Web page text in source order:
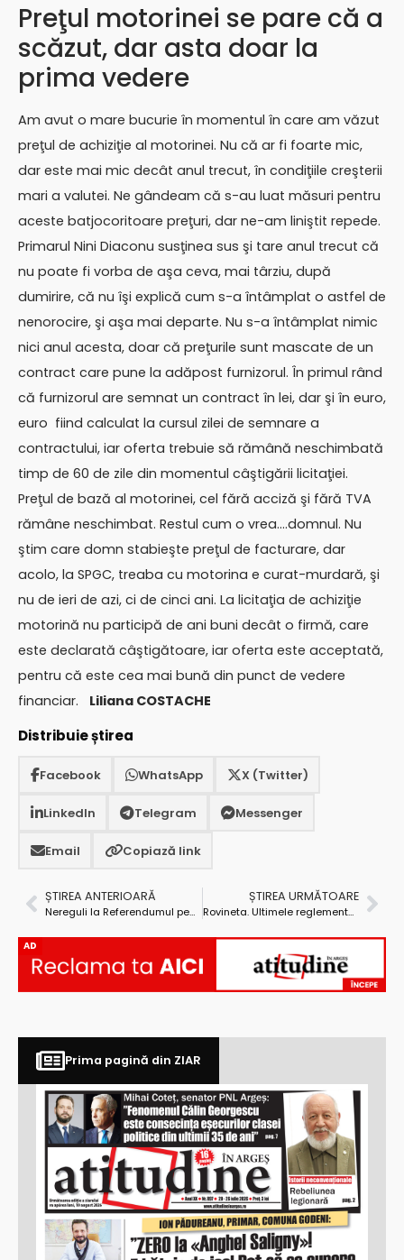
Preţul motorinei se pare că a
scăzut, dar asta doar la
prima vedere
Am avut o mare bucurie în momentul în care am văzut
preţul de achiziţie al motorinei. Nu că ar fi foarte mic,
dar este mai mic decât anul trecut, în condiţiile creşterii
mari a valutei. Ne gândeam că s-au luat măsuri pentru
aceste batjocoritoare preţuri, dar ne-am liniştit repede.
Primarul Nini Diaconu susţinea sus şi tare anul trecut că
nu poate fi vorba de aşa ceva, mai târziu, după
dumirire, că nu îşi explică cum s-a întâmplat o astfel de
nenorocire, şi aşa mai departe. Nu s-a întâmplat nimic
nici anul acesta, doar că preţurile sunt mascate de un
contract care pune la adăpost furnizorul. În primul rând
că furnizorul are semnat un contract în lei, dar şi în euro,
euro fiind calculat la cursul zilei de semnare a
contractului, iar oferta trebuie să rămână neschimbată
timp de 60 de zile din momentul câştigării licitaţiei.
Preţul de bază al motorinei, cel fără acciză şi fără TVA
rămâne neschimbat. Restul cum o vrea….domnul. Nu
ştim care domn stabieşte preţul de facturare, dar
acolo, la SPGC, treaba cu motorina e curat-murdară, şi
nu de ieri de azi, ci de cinci ani. La licitaţia de achiziţie
motorină nu participă de ani buni decât o firmă, care
este declarată câştigătoare, iar oferta este acceptată,
pentru că este cea mai bună din punct de vedere
financiar. Liliana COSTACHE
Distribuie știrea
Facebook WhatsApp X (Twitter)
LinkedIn Telegram Messenger
Email Copiază link
ȘTIREA ANTERIOARĂ
Nereguli la Referendumul pentru suspendarea lui Traian Băsescu
ȘTIREA URMĂTOARE
Rovineta. Ultimele reglementări
AD
Prima pagină din ZIAR